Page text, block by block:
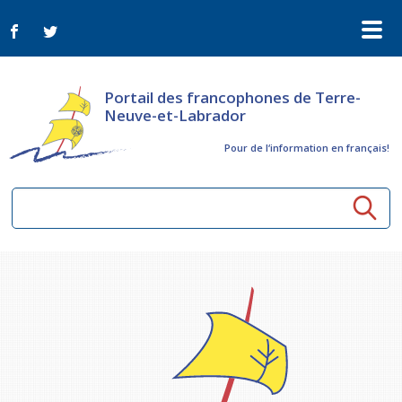
Portail des francophones de Terre-
Neuve-et-Labrador
Pour de l‘information en français!
Appels d'offres du secteur culturel
Plan de Développement Global
Bulletin Le FrancoTNL